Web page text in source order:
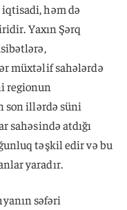
həm də
Yaxın Şərq
müxtəlif sahələrdə
regionun
son illərdə süni
atdığı
təşkil edir və bu
yaradır.
səfəri